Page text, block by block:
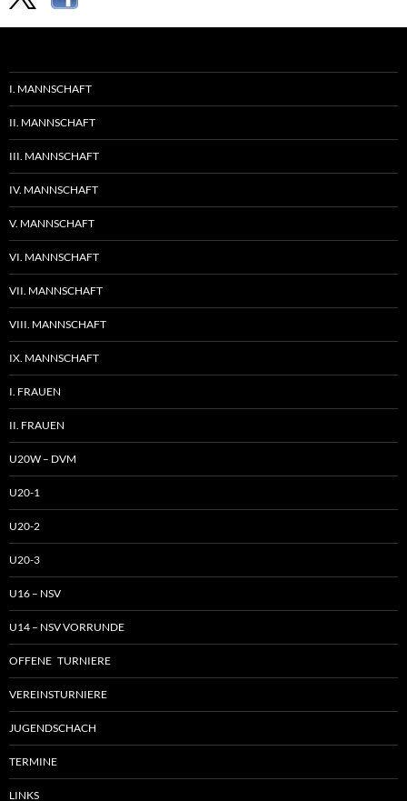
I. MANNSCHAFT
II. MANNSCHAFT
III. MANNSCHAFT
IV. MANNSCHAFT
V. MANNSCHAFT
VI. MANNSCHAFT
VII. MANNSCHAFT
VIII. MANNSCHAFT
IX. MANNSCHAFT
I. FRAUEN
II. FRAUEN
U20W – DVM
U20-1
U20-2
U20-3
U16 – NSV
U14 – NSV VORRUNDE
OFFENE TURNIERE
VEREINSTURNIERE
JUGENDSCHACH
TERMINE
LINKS